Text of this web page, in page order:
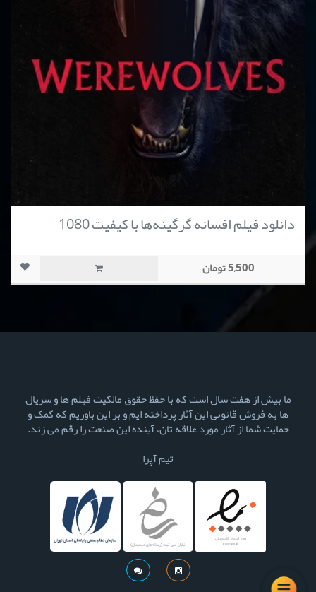
دانلود فیلم افسانه گرگینه‌ها با کیفیت 1080
5,500 تومان
ما بیش از هفت سال است که با حفظ حقوق مالکیت فیلم ها و سریال
ها به فروش قانونی این آثار پرداخته ایم و بر این باوریم که کمک و
حمایت شما از آثار مورد علاقه تان، آینده این صنعت را رقم می زند.
تیم آپرا